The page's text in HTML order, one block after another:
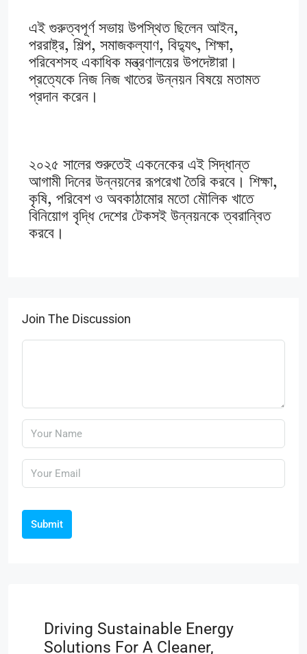
এই গুরুত্বপূর্ণ সভায় উপস্থিত ছিলেন আইন,
পররাষ্ট্র, শিল্প, সমাজকল্যাণ, বিদ্যুৎ, শিক্ষা,
পরিবেশসহ একাধিক মন্ত্রণালয়ের উপদেষ্টারা।
প্রত্যেকে নিজ নিজ খাতের উন্নয়ন বিষয়ে মতামত
প্রদান করেন।
২০২৫ সালের শুরুতেই একনেকের এই সিদ্ধান্ত
আগামী দিনের উন্নয়নের রূপরেখা তৈরি করবে। শিক্ষা,
কৃষি, পরিবেশ ও অবকাঠামোর মতো মৌলিক খাতে
বিনিয়োগ বৃদ্ধি দেশের টেকসই উন্নয়নকে ত্বরান্বিত
করবে।
Join The Discussion
Submit
Driving Sustainable Energy
Solutions For A Cleaner,